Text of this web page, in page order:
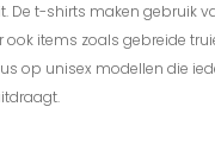
t-shirts maken gebruik
items zoals gebreide
unisex modellen die